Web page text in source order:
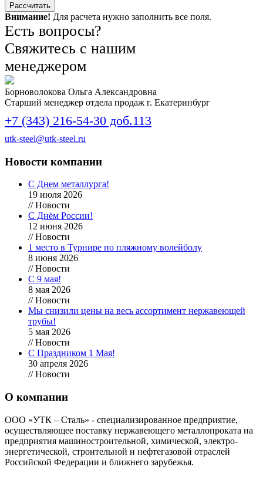
Рассчитать
Внимание! Для расчета нужно заполнить все поля.
Есть вопросы?
Свяжитесь с нашим
менеджером
Борноволокова Ольга Александровна
Старший менеджер отдела продаж г. Екатеринбург
+7 (343) 216-54-30 доб.113
utk-steel@utk-steel.ru
Новости компании
С Днем металлурга!
19 июля 2026
// Новости
С Днём России!
12 июня 2026
// Новости
1 место в Турнире по пляжному волейболу
8 июня 2026
// Новости
С 9 мая!
8 мая 2026
// Новости
Мы снизили цены на весь ассортимент нержавеющей
трубы!
5 мая 2026
// Новости
С Праздником 1 Мая!
30 апреля 2026
// Новости
О компании
ООО «УТК – Сталь» - специализированное предприятие,
осуществляющее поставку нержавеющего металлопроката на
предприятия машиностроительной, химической, электро-
энергетической, строительной и нефтегазовой отраслей
Российской Федерации и ближнего зарубежья.